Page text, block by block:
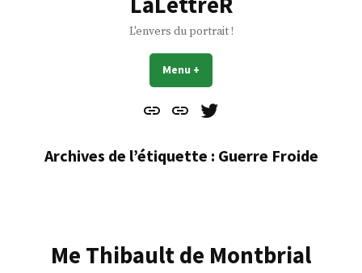
L'envers du portrait !
Menu +
Contact
À
Mes
Archives de l’étiquette : Guerre Froide
Me Thibault de Montbrial